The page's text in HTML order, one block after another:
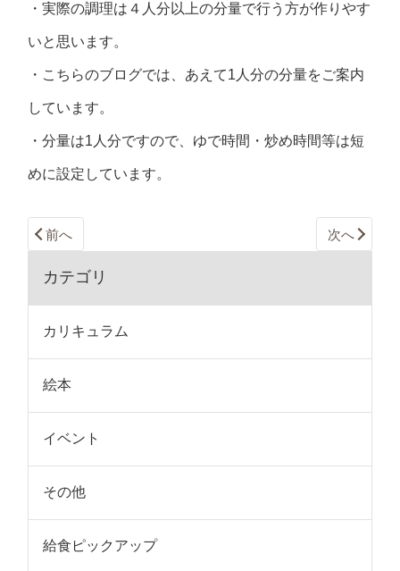
・実際の調理は４人分以上の分量で行う方が作りやす
いと思います。
・こちらのブログでは、あえて1人分の分量をご案内
しています。
・分量は1人分ですので、ゆで時間・炒め時間等は短
めに設定しています。
前へ 次へ
カテゴリ
カリキュラム
絵本
イベント
その他
給食ピックアップ